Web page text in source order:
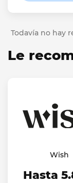
Todavía no hay
Le
Wish
Hasta